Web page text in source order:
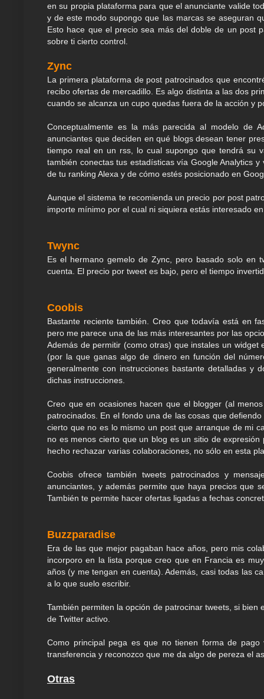
en su propia plataforma para que el anunciante valide
y de este modo supongo que las marcas se aseguran
Esto hace que el precio sea más del doble de un post
sobre ti cierto control.
Zync
La primera plataforma de post patrocinados que
recibo ofertas de mercadillo. Es algo distinta a las dos
cuando se alcanza un cupo quedas fuera de la acción y
Conceptualmente es la más parecida al modelo de
anunciantes que deciden en qué blogs desean tener
tiempo real en un rss, lo cual supongo que tendrá su
también conectas tus estadísticas vía Google Analytics
de tu ranking Alexa y de cómo estés posicionado en
Aunque el sistema te recomienda un precio por post
importe mínimo por el cual ni siquiera estás interesado
Twync
Es el hermano gemelo de Zync, pero basado solo en
cuenta. El precio por tweet es bajo, pero el tiempo
Coobis
Bastante reciente también. Creo que todavía está en
pero me parece una de las más interesantes por las
Además de permitir (como otras) que instales un
(por la que ganas algo de dinero en función del
generalmente con instrucciones bastante detalladas y
dichas instrucciones.
Creo que en ocasiones hacen que el blogger (al
patrocinados. En el fondo una de las cosas que
cierto que no es lo mismo un post que arranque de mi
no es menos cierto que un blog es un sitio de
hecho rechazar varias colaboraciones, no sólo en esta
Coobis ofrece también tweets patrocinados y
anunciantes, y además permite que haya precios que
También te permite hacer ofertas ligadas a fechas
Buzzparadise
Era de las que mejor pagaban hace años, pero mis
incorporo en la lista porque creo que en Francia es
años (y me tengan en cuenta). Además, casi todas las
a lo que suelo escribir.
También permiten la opción de patrocinar tweets, si
de Twitter activo.
Como principal pega es que no tienen forma de
transferencia y reconozco que me da algo de pereza el
Otras